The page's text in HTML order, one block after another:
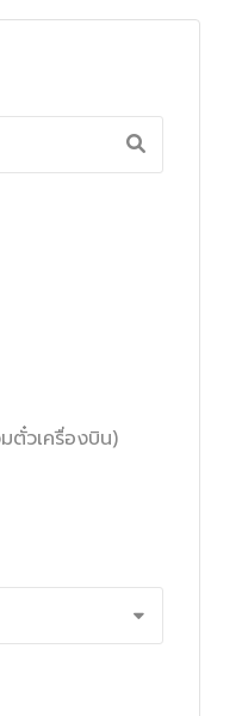
ตั๋วเครื่องบิน)